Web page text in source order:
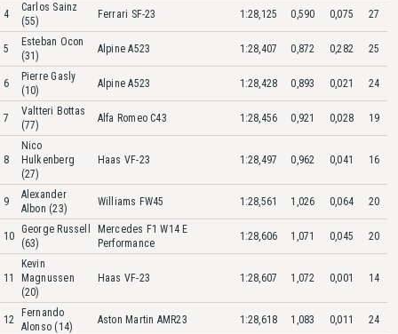
4
Carlos Sainz
(55)
Ferrari SF-23 1:28,125 0,590 0,075 27
5
Esteban Ocon
(31)
Alpine A523 1:28,407 0,872 0,282 25
6
Pierre Gasly
(10)
Alpine A523 1:28,428 0,893 0,021 24
7
Valtteri Bottas
(77)
Alfa Romeo C43 1:28,456 0,921 0,028 19
8
Nico
Hulkenberg
(27)
Haas VF-23 1:28,497 0,962 0,041 16
9
Alexander
Albon (23)
Williams FW45 1:28,561 1,026 0,064 20
10
George Russell
(63)
Mercedes F1 W14 E
Performance
1:28,606 1,071 0,045 20
11
Kevin
Magnussen
(20)
Haas VF-23 1:28,607 1,072 0,001 14
12
Fernando
Alonso (14)
Aston Martin AMR23 1:28,618 1,083 0,011 24